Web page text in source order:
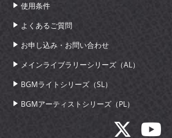
使用条件
よくあるご質問
お申し込み・お問い合わせ
メインライブラリーシリーズ（AL）
BGMライトシリーズ（SL）
BGMアーティストシリーズ（PL）